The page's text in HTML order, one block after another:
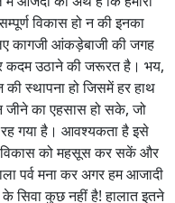
विकास हो न की इनका
कागजी आंकड़ेबाजी की जगह
कदम उठाने की जरूरत है। भय,
स्थापना हो जिसमें हर हाथ
जीने का एहसास हो सके, जो
रह गया है। आवश्यकता है इसे
विकास को महसूस कर सकें और
पर्व मना कर अगर हम आजादी
सिवा कुछ नहीं है! हालात इतने